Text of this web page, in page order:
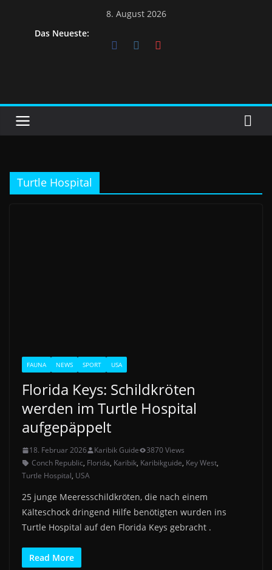
8. August 2026
Das Neueste:
Turtle Hospital
FAUNA NEWS SPORT USA
Florida Keys: Schildkröten
werden im Turtle Hospital
aufgepäppelt
18. Februar 2026 Karibik Guide
3870 Views
Conch Republic, Florida, Karibik, Karibikguide, Key West,
Turtle Hospital, USA
25 junge Meeresschildkröten, die nach einem
Kälteschock dringend Hilfe benötigten wurden ins
Turtle Hospital auf den Florida Keys gebracht .
Read More